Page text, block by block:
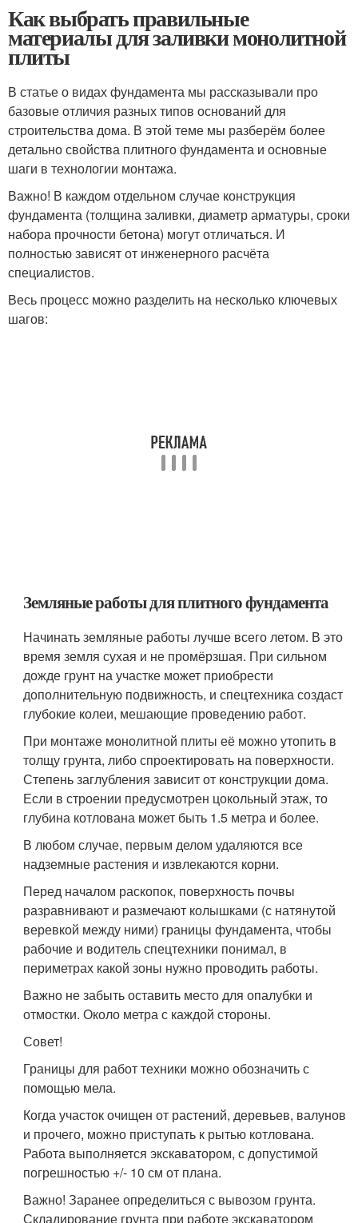
Как выбрать правильные
материалы для заливки монолитной
плиты
В статье о видах фундамента мы рассказывали про
базовые отличия разных типов оснований для
строительства дома. В этой теме мы разберём более
детально свойства плитного фундамента и основные
шаги в технологии монтажа.
Важно! В каждом отдельном случае конструкция
фундамента (толщина заливки, диаметр арматуры, сроки
набора прочности бетона) могут отличаться. И
полностью зависят от инженерного расчёта
специалистов.
Весь процесс можно разделить на несколько ключевых
шагов:
Земляные работы для плитного фундамента
Начинать земляные работы лучше всего летом. В это
время земля сухая и не промёрзшая. При сильном
дожде грунт на участке может приобрести
дополнительную подвижность, и спецтехника создаст
глубокие колеи, мешающие проведению работ.
При монтаже монолитной плиты её можно утопить в
толщу грунта, либо спроектировать на поверхности.
Степень заглубления зависит от конструкции дома.
Если в строении предусмотрен цокольный этаж, то
глубина котлована может быть 1.5 метра и более.
В любом случае, первым делом удаляются все
надземные растения и извлекаются корни.
Перед началом раскопок, поверхность почвы
разравнивают и размечают колышками (с натянутой
веревкой между ними) границы фундамента, чтобы
рабочие и водитель спецтехники понимал, в
периметрах какой зоны нужно проводить работы.
Важно не забыть оставить место для опалубки и
отмостки. Около метра с каждой стороны.
Совет!
Границы для работ техники можно обозначить с
помощью мела.
Когда участок очищен от растений, деревьев, валунов
и прочего, можно приступать к рытью котлована.
Работа выполняется экскаватором, с допустимой
погрешностью +/- 10 см от плана.
Важно! Заранее определиться с вывозом грунта.
Складирование грунта при работе экскаватором